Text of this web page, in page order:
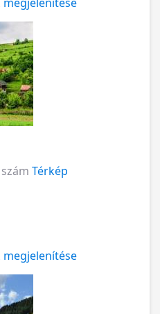
Térkép